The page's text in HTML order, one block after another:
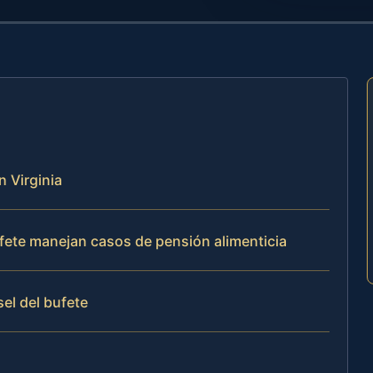
Virginia
manejan casos de pensión alimenticia
del bufete